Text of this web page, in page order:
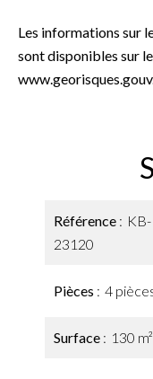
Les informations sur
sont disponibles sur
Référence
KB-
23120
Pièces 4
Surface 130 m²